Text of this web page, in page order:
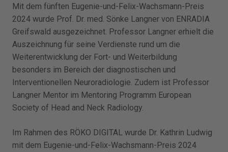
Mit dem fünften Eugenie-und-Felix-Wachsmann-Preis
2024 wurde Prof. Dr. med. Sönke Langner von ENRADIA
Greifswald ausgezeichnet. Professor Langner erhielt die
Auszeichnung für seine Verdienste rund um die
Weiterentwicklung der Fort- und Weiterbildung
besonders im Bereich der diagnostischen und
Interventionellen Neuroradiologie. Zudem ist Professor
Langner Mentor im Mentoring Programm European
Society of Head and Neck Radiology.
Im Rahmen des RÖKO DIGITAL wurde Dr. Kathrin Ludwig
mit dem Eugenie-und-Felix-Wachsmann-Preis 2024